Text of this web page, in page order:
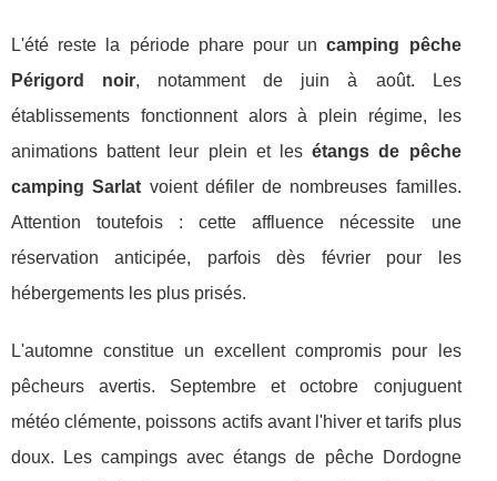
L'été reste la période phare pour uncamping pêche
Périgord noir, notamment de juin à août. Les
établissements fonctionnent alors à plein régime, les
animations battent leur plein et lesétangs de pêche
camping Sarlat voient défiler de nombreuses familles.
Attention toutefois : cette affluence nécessite une
réservation anticipée, parfois dès février pour les
hébergements les plus prisés.
L'automne constitue un excellent compromis pour les
pêcheurs avertis. Septembre et octobre conjuguent
météo clémente, poissons actifs avant l'hiver et tarifs plus
doux. Les campings avec étangs de pêche Dordogne